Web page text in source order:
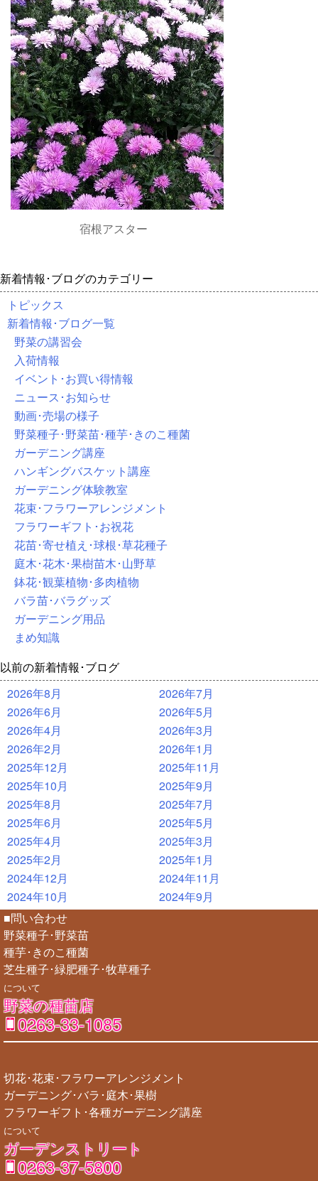
宿根アスター
新着情報･ブログのカテゴリー
トピックス
新着情報･ブログ一覧
野菜の講習会
入荷情報
イベント･お買い得情報
ニュース･お知らせ
動画･売場の様子
野菜種子･野菜苗･種芋･きのこ種菌
ガーデニング講座
ハンギングバスケット講座
ガーデニング体験教室
花束･フラワーアレンジメント
フラワーギフト･お祝花
花苗･寄せ植え･球根･草花種子
庭木･花木･果樹苗木･山野草
鉢花･観葉植物･多肉植物
バラ苗･バラグッズ
ガーデニング用品
まめ知識
以前の新着情報･ブログ
2026年8月
2026年7月
2026年6月
2026年5月
2026年4月
2026年3月
2026年2月
2026年1月
2025年12月
2025年11月
2025年10月
2025年9月
2025年8月
2025年7月
2025年6月
2025年5月
2025年4月
2025年3月
2025年2月
2025年1月
2024年12月
2024年11月
2024年10月
2024年9月
■問い合わせ
野菜種子･野菜苗
種芋･きのこ種菌
芝生種子･緑肥種子･牧草種子
について
野菜の種苗店
0263-33-1085
切花･花束･フラワーアレンジメント
ガーデニング･バラ･庭木･果樹
フラワーギフト･各種ガーデニング講座
について
ガーデンストリート
0263-37-5800